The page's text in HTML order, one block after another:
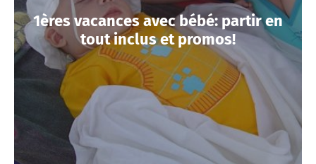
1ères vacances avec bébé: partir en
tout inclus et promos!